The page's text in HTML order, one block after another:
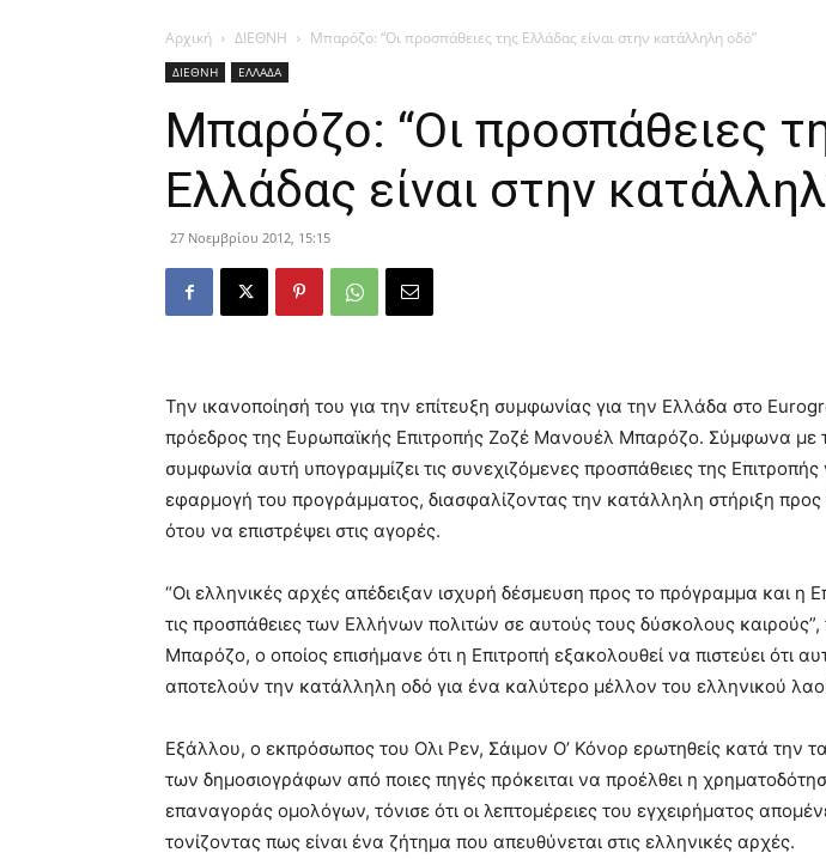
Αρχική ΔΙΕΘΝΗ Μπαρόζο: “Οι προσπάθειες της Ελλάδας είναι στην κατάλληλη οδό”
ΔΙΕΘΝΗ ΕΛΛΑΔΑ
Μπαρόζο: “Οι προσπάθειες
Ελλάδας είναι στην
27 Νοεμβρίου 2012, 15:15
Την ικανοποίησή του για την επίτευξη συμφωνίας για την Ελλάδα στο
πρόεδρος της Ευρωπαϊκής Επιτροπής Ζοζέ Μανουέλ Μπαρόζο. Σύμφωνα με
συμφωνία αυτή υπογραμμίζει τις συνεχιζόμενες προσπάθειες της Επιτροπής
εφαρμογή του προγράμματος, διασφαλίζοντας την κατάλληλη στήριξη
ότου να επιστρέψει στις αγορές.
“Οι ελληνικές αρχές απέδειξαν ισχυρή δέσμευση προς το πρόγραμμα και η
τις προσπάθειες των Ελλήνων πολιτών σε αυτούς τους δύσκολους καιρούς”,
Μπαρόζο, ο οποίος επισήμανε ότι η Επιτροπή εξακολουθεί να πιστεύει ότι
αποτελούν την κατάλληλη οδό για ένα καλύτερο μέλλον του ελληνικού
Εξάλλου, ο εκπρόσωπος του Ολι Ρεν, Σάιμον Ο’ Κόνορ ερωτηθείς κατά την
των δημοσιογράφων από ποιες πηγές πρόκειται να προέλθει η
επαναγοράς ομολόγων, τόνισε ότι οι λεπτομέρειες του εγχειρήματος
τονίζοντας πως είναι ένα ζήτημα που απευθύνεται στις ελληνικές αρχές.